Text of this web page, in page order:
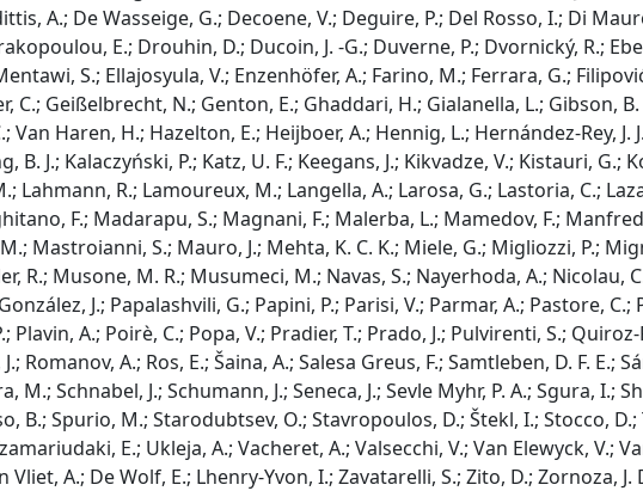
A.; De Wasseige, G.; Decoene, V.; Deguire, P.; Del Rosso, I.; Di
E.; Drouhin, D.; Ducoin, J. -G.; Duverne, P.; Dvornický, R.;
S.; Ellajosyula, V.; Enzenhöfer, A.; Farino, M.; Ferrara, G.;
C.; Geißelbrecht, N.; Genton, E.; Ghaddari, H.; Gialanella, L.; Gibson,
Van Haren, H.; Hazelton, E.; Heijboer, A.; Hennig, L.; Hernández-Rey,
B. J.; Kalaczyński, P.; Katz, U. F.; Keegans, J.; Kikvadze, V.; Kistauri, G.;
Lahmann, R.; Lamoureux, M.; Langella, A.; Larosa, G.; Lastoria, C.;
F.; Madarapu, S.; Magnani, F.; Malerba, L.; Mamedov, F.;
Mastroianni, S.; Mauro, J.; Mehta, K. C. K.; Miele, G.; Migliozzi, P.;
Musone, M. R.; Musumeci, M.; Navas, S.; Nayerhoda, A.; Nicolau,
J.; Papalashvili, G.; Papini, P.; Parisi, V.; Parmar, A.; Pastore, C.;
A.; Poirè, C.; Popa, V.; Pradier, T.; Prado, J.; Pulvirenti, S.;
Romanov, A.; Ros, E.; Šaina, A.; Salesa Greus, F.; Samtleben, D. F. E.;
Schnabel, J.; Schumann, J.; Seneca, J.; Sevle Myhr, P. A.; Sgura, I.;
B.; Spurio, M.; Starodubtsev, O.; Stavropoulos, D.; Štekl, I.; Stocco,
E.; Ukleja, A.; Vacheret, A.; Valsecchi, V.; Van Elewyck, V.;
A.; De Wolf, E.; Lhenry-Yvon, I.; Zavatarelli, S.; Zito, D.; Zornoza, J.